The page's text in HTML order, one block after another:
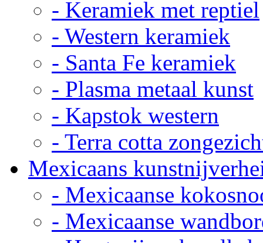
- Keramiek met reptiel
- Western keramiek
- Santa Fe keramiek
- Plasma metaal kunst
- Kapstok western
- Terra cotta
Mexicaans
- Mexicaanse
- Mexicaanse